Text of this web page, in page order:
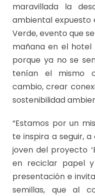
maravillada la
ambiental expuesto
Verde, evento que
mañana en el hotel
porque ya no se
tenían el mismo
cambio, crear
sostenibilidad
“Estamos por un
te inspira a seguir,
joven del proyecto
en reciclar papel
presentación e
semillas, que al